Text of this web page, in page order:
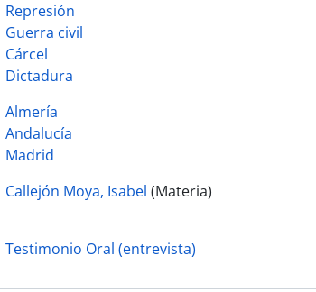
Represión
Guerra civil
Cárcel
Dictadura
Almería
Andalucía
Madrid
Callejón Moya, Isabel (Materia)
Testimonio Oral (entrevista)